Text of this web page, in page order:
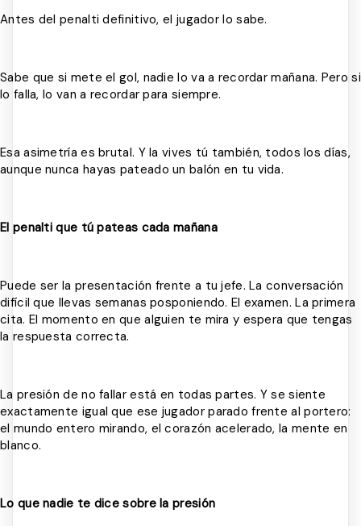
Antes del penalti definitivo, el jugador lo sabe.
Sabe que si mete el gol, nadie lo va a recordar mañana. Pero si
lo falla, lo van a recordar para siempre.
Esa asimetría es brutal. Y la vives tú también, todos los días,
aunque nunca hayas pateado un balón en tu vida.
El penalti que tú pateas cada mañana
Puede ser la presentación frente a tu jefe. La conversación
difícil que llevas semanas posponiendo. El examen. La primera
cita. El momento en que alguien te mira y espera que tengas
la respuesta correcta.
La presión de no fallar está en todas partes. Y se siente
exactamente igual que ese jugador parado frente al portero:
el mundo entero mirando, el corazón acelerado, la mente en
blanco.
Lo que nadie te dice sobre la presión